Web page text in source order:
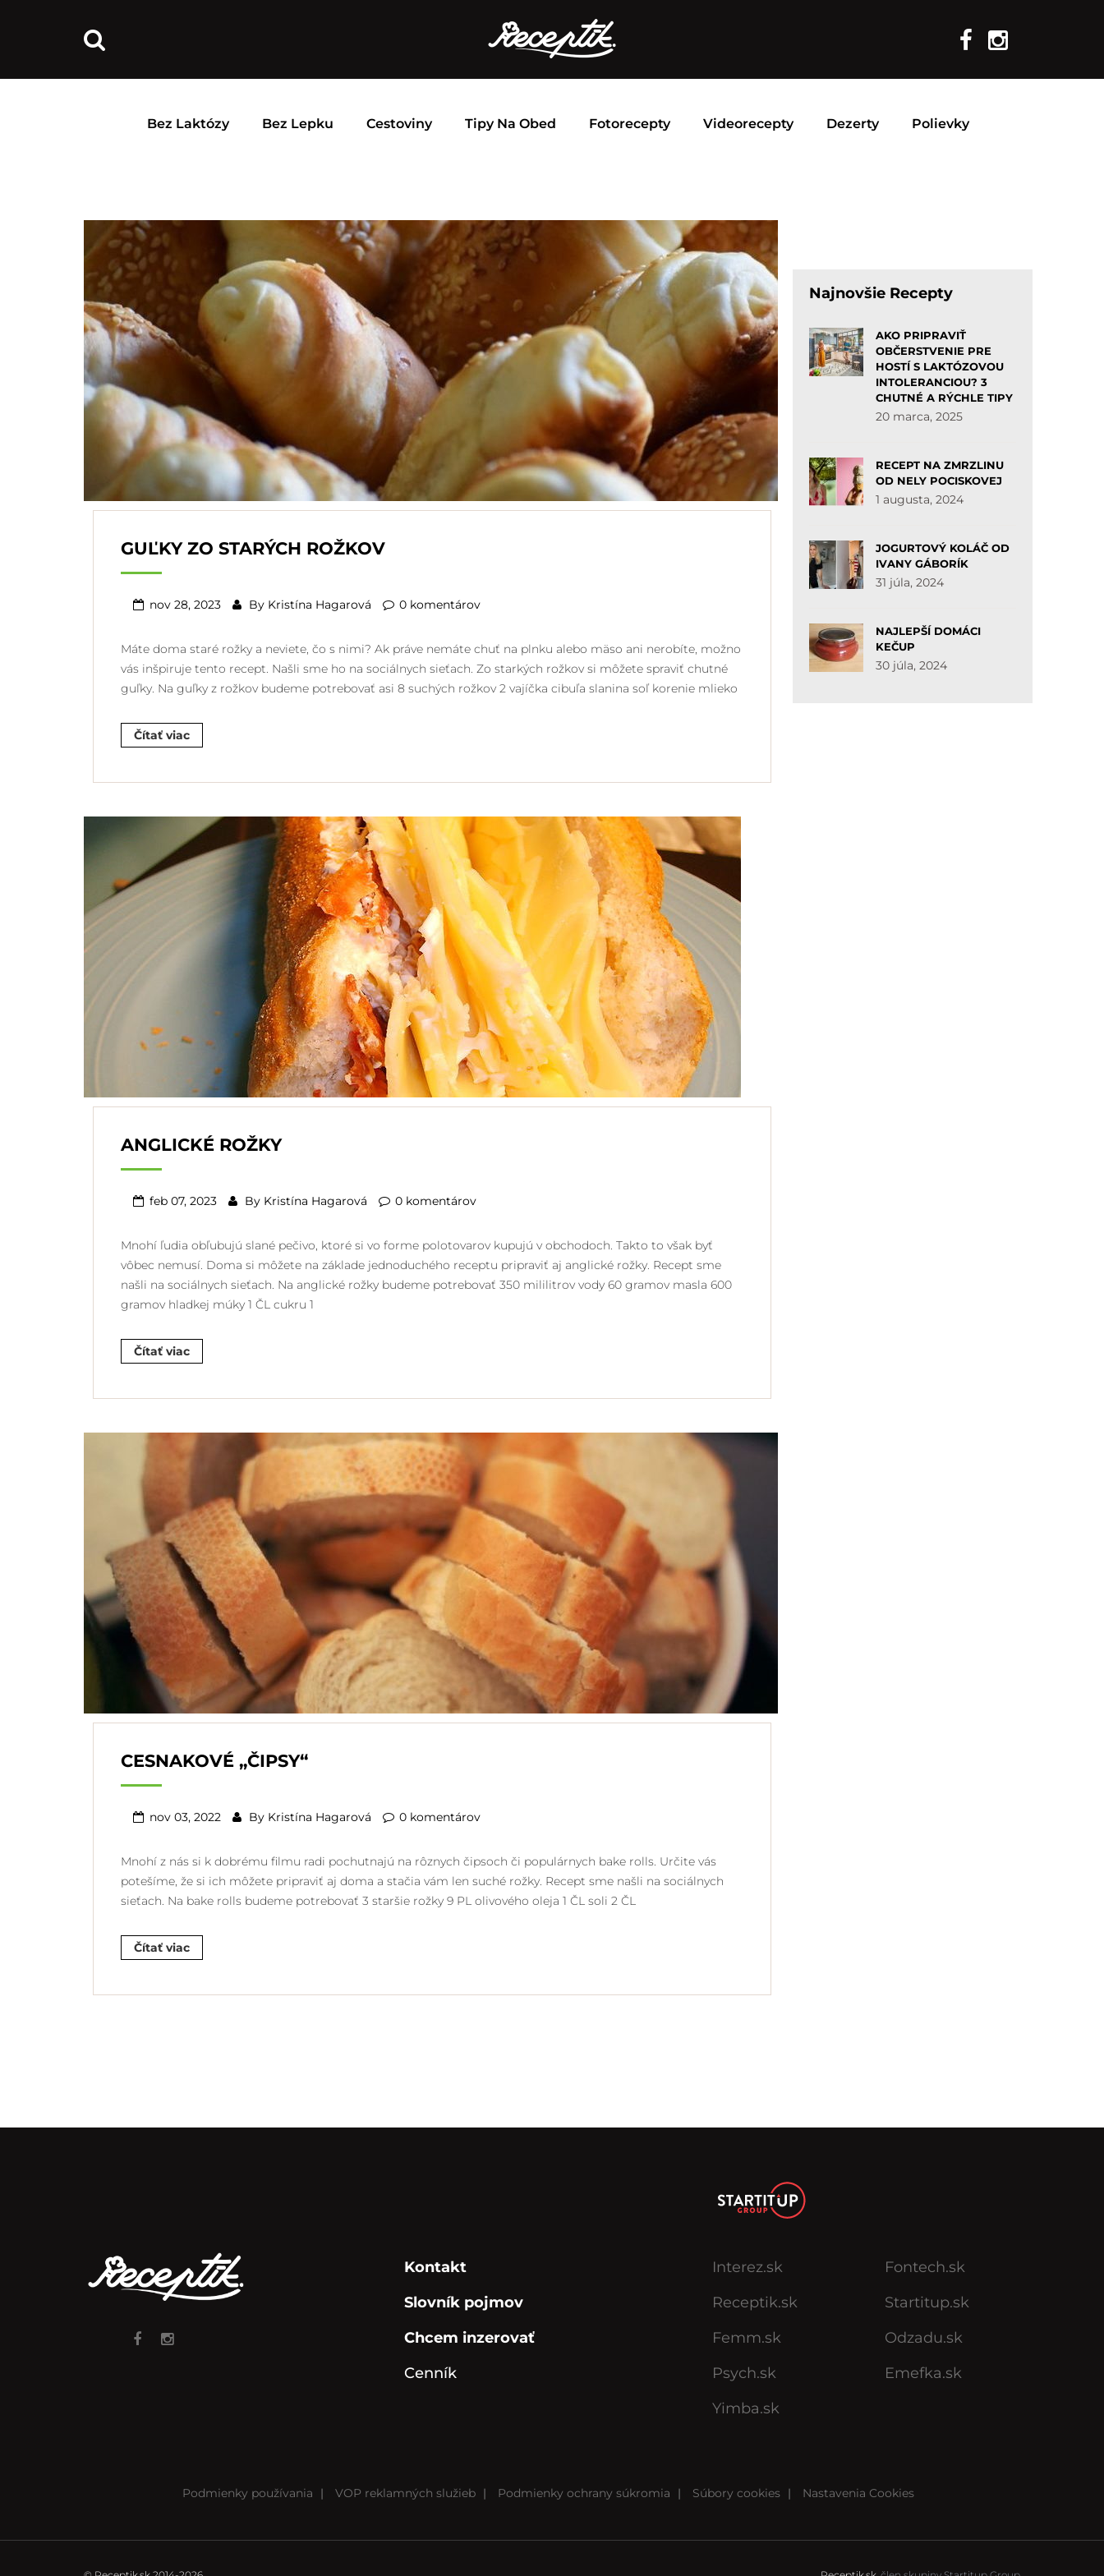
Bez Laktózy Bez Lepku Cestoviny Tipy Na Obed Fotorecepty Videorecepty Dezerty Polievky
GUĽKY ZO STARÝCH ROŽKOV
nov 28, 2023 By Kristína Hagarová 0 komentárov
Máte doma staré rožky a neviete, čo s nimi? Ak práve nemáte chuť na plnku alebo mäso ani nerobíte, možno
vás inšpiruje tento recept. Našli sme ho na sociálnych sieťach. Zo starkých rožkov si môžete spraviť chutné
guľky. Na guľky z rožkov budeme potrebovať asi 8 suchých rožkov 2 vajíčka cibuľa slanina soľ korenie mlieko
Čítať viac
ANGLICKÉ ROŽKY
feb 07, 2023 By Kristína Hagarová 0 komentárov
Mnohí ľudia obľubujú slané pečivo, ktoré si vo forme polotovarov kupujú v obchodoch. Takto to však byť
vôbec nemusí. Doma si môžete na základe jednoduchého receptu pripraviť aj anglické rožky. Recept sme
našli na sociálnych sieťach. Na anglické rožky budeme potrebovať 350 mililitrov vody 60 gramov masla 600
gramov hladkej múky 1 ČL cukru 1
Čítať viac
CESNAKOVÉ „ČIPSY“
nov 03, 2022 By Kristína Hagarová 0 komentárov
Mnohí z nás si k dobrému filmu radi pochutnajú na rôznych čipsoch či populárnych bake rolls. Určite vás
potešíme, že si ich môžete pripraviť aj doma a stačia vám len suché rožky. Recept sme našli na sociálnych
sieťach. Na bake rolls budeme potrebovať 3 staršie rožky 9 PL olivového oleja 1 ČL soli 2 ČL
Čítať viac
Najnovšie Recepty
AKO PRIPRAVIŤ
OBČERSTVENIE PRE
HOSTÍ S LAKTÓZOVOU
INTOLERANCIOU? 3
CHUTNÉ A RÝCHLE TIPY
20 marca, 2025
RECEPT NA ZMRZLINU
OD NELY POCISKOVEJ
1 augusta, 2024
JOGURTOVÝ KOLÁČ OD
IVANY GÁBORÍK
31 júla, 2024
NAJLEPŠÍ DOMÁCI
KEČUP
30 júla, 2024
Kontakt
Slovník pojmov
Chcem inzerovať
Cenník
Interez.sk
Receptik.sk
Femm.sk
Psych.sk
Yimba.sk
Fontech.sk
Startitup.sk
Odzadu.sk
Emefka.sk
Podmienky používania | VOP reklamných služieb | Podmienky ochrany súkromia | Súbory cookies | Nastavenia Cookies